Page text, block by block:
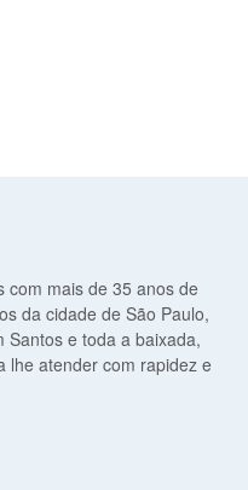
com mais de 35 anos de
da cidade de São Paulo,
Santos e toda a baixada,
lhe atender com rapidez e